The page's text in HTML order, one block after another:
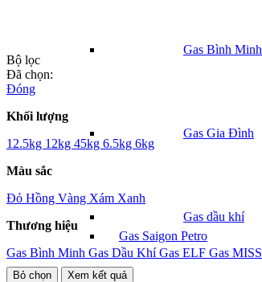
Gas Bình Minh
Gas Gia Đình
Gas dầu khí
Gas Saigon Petro
Bộ lọc
Đã chọn:
Đóng
Khối lượng
12.5kg 12kg 45kg 6.5kg 6kg
Màu sắc
Đỏ Hồng Vàng Xám Xanh
Thương hiệu
Gas Bình Minh Gas Dầu KhíGas ELF Gas MISS
Bỏ chọn Xem kết quả